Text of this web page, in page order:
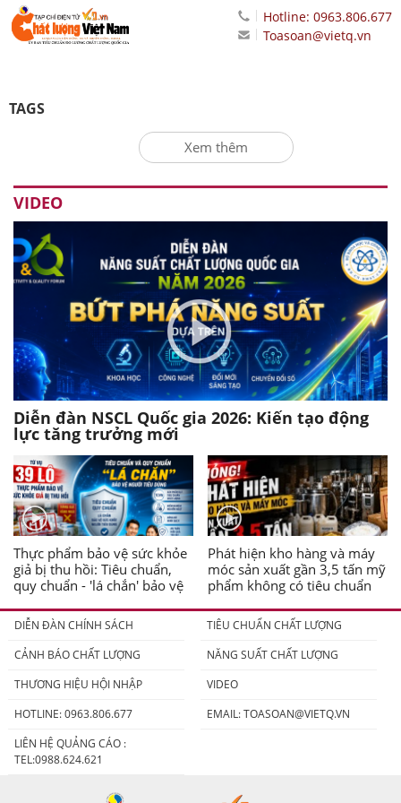
Hotline: 0963.806.677
Toasoan@vietq.vn
TAGS
Xem thêm
VIDEO
Diễn đàn NSCL Quốc gia 2026: Kiến tạo động
lực tăng trưởng mới
Thực phẩm bảo vệ sức khỏe
giả bị thu hồi: Tiêu chuẩn,
quy chuẩn - 'lá chắn' bảo vệ
Phát hiện kho hàng và máy
móc sản xuất gần 3,5 tấn mỹ
phẩm không có tiêu chuẩn
DIỄN ĐÀN CHÍNH SÁCH
TIÊU CHUẨN CHẤT LƯỢNG
CẢNH BÁO CHẤT LƯỢNG
NĂNG SUẤT CHẤT LƯỢNG
THƯƠNG HIỆU HỘI NHẬP
VIDEO
HOTLINE: 0963.806.677
EMAIL:TOASOAN@VIETQ.VN
LIÊN HỆ QUẢNG CÁO :
TEL:0988.624.621